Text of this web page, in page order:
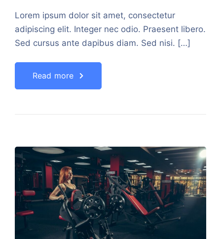
Lorem ipsum dolor sit amet, consectetur
adipiscing elit. Integer nec odio. Praesent libero.
Sed cursus ante dapibus diam. Sed nisi. […]
Read more